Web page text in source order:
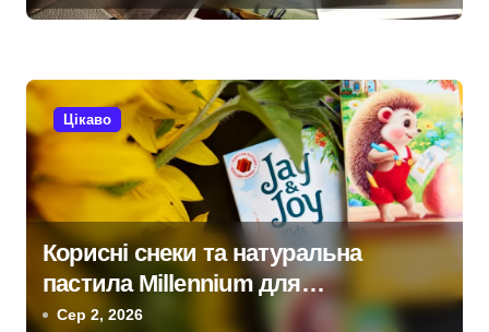
п
с
в
Цікаво
Корисні снеки та натуральна
пастила Millennium для
прихильників здорового способу
Сер 2, 2026